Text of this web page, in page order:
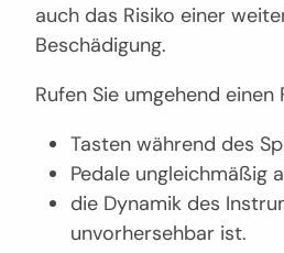
auch das Risiko einer
Beschädigung.
Rufen Sie umgehend einen
Tasten während des
Pedale ungleichmäßig
die Dynamik des
unvorhersehbar ist.